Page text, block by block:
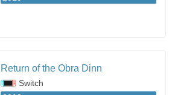
Return of the Obra Dinn
Switch